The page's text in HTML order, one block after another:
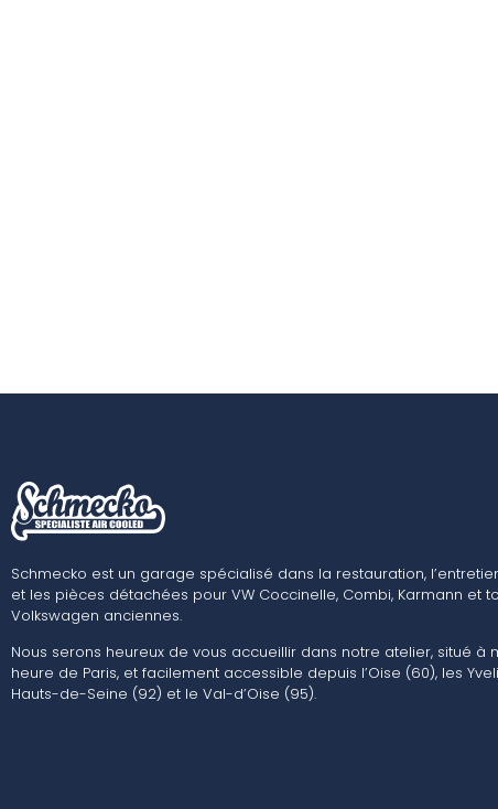
Schmecko est un garage spécialisé dans la restauration,
et les pièces détachées pour VW Coccinelle, Combi, Karmann et
Volkswagen anciennes.
Nous serons heureux de vous accueillir dans notre atelier, situé à
heure de Paris, et facilement accessible depuis l’Oise (60), les
Hauts-de-Seine (92) et le Val-d’Oise (95).